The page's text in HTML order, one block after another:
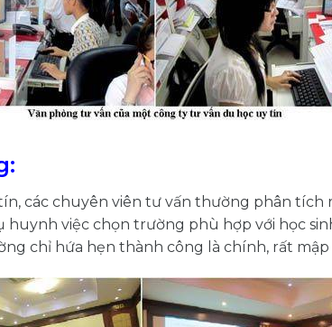
các chuyên viên tư vấn thường phân tích
việc chọn trường phù hợp với học
chỉ hứa hẹn thành công là chính, rất